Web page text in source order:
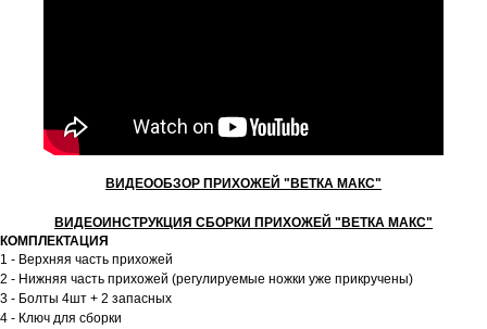
ВИДЕООБЗОР ПРИХОЖЕЙ "ВЕТКА МАКС"
ВИДЕОИНСТРУКЦИЯ СБОРКИ ПРИХОЖЕЙ "ВЕТКА МАКС"
КОМПЛЕКТАЦИЯ
1 - Верхняя часть прихожей
2 - Нижняя часть прихожей (регулируемые ножки уже прикручены)
3 - Болты 4шт + 2 запасных
4 - Ключ для сборки